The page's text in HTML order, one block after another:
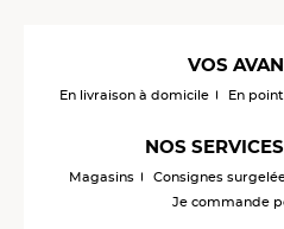
VOS
En livraison à domicile En
NOS
Magasins Consignes
Je commande